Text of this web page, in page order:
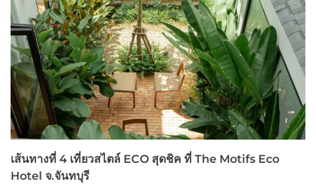
เส้นทางที่ 4 เที่ยวสไตล์ ECO สุดชิค ที่ The Motifs Eco
Hotel จ.จันทบุรี